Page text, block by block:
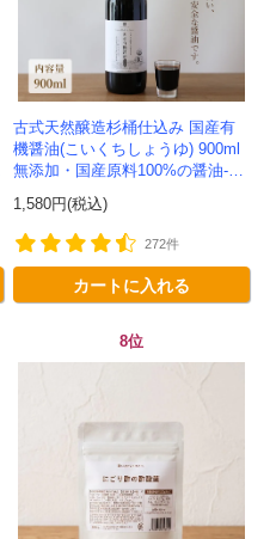
古式天然醸造杉桶仕込み 国産有
機醤油(こいくちしょうゆ) 900ml
無添加・国産原料100%の醤油-か
1,580円(税込)
272件
カートに入れる
8位